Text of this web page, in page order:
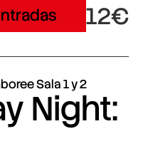
12€
Sala 1 y 2
Night: